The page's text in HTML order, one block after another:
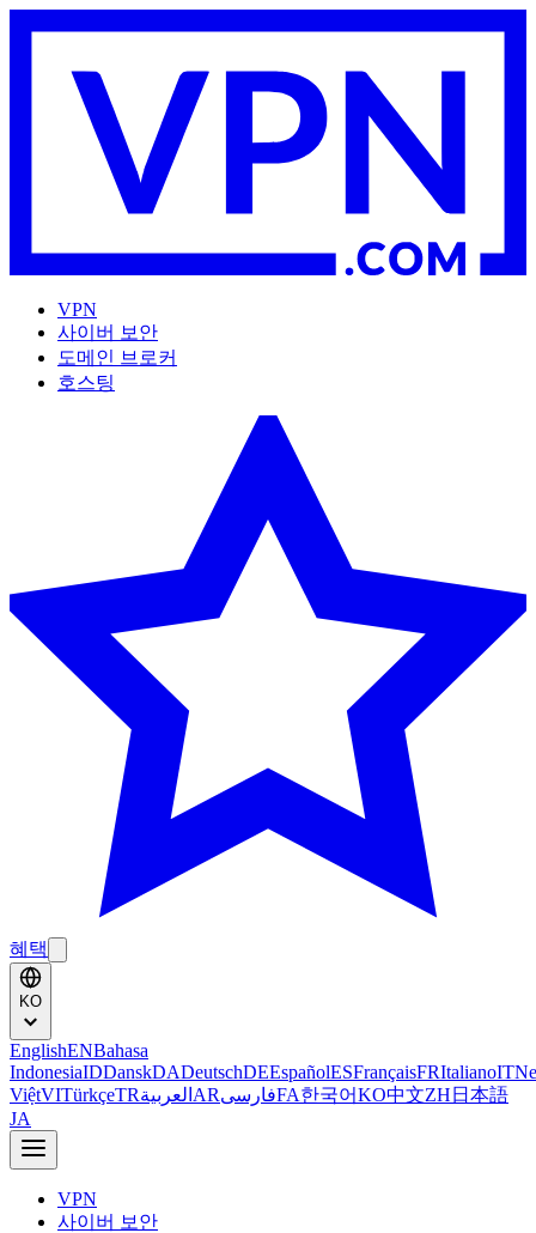
VPN
사이버 보안
도메인 브로커
호스팅
혜택
KO
EnglishENBahasa
IndonesiaIDDanskDADeutschDEEspañolESFrançaisFRItalianoIT
ViệtVITürkçeTRالعربية ARفارسیFA한국어KO中文ZH 日本語
JA
VPN
사이버 보안